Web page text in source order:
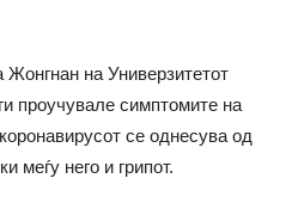
на Универзитетот
проучувале симптомите на
се однесува од
меѓу него и грипот.